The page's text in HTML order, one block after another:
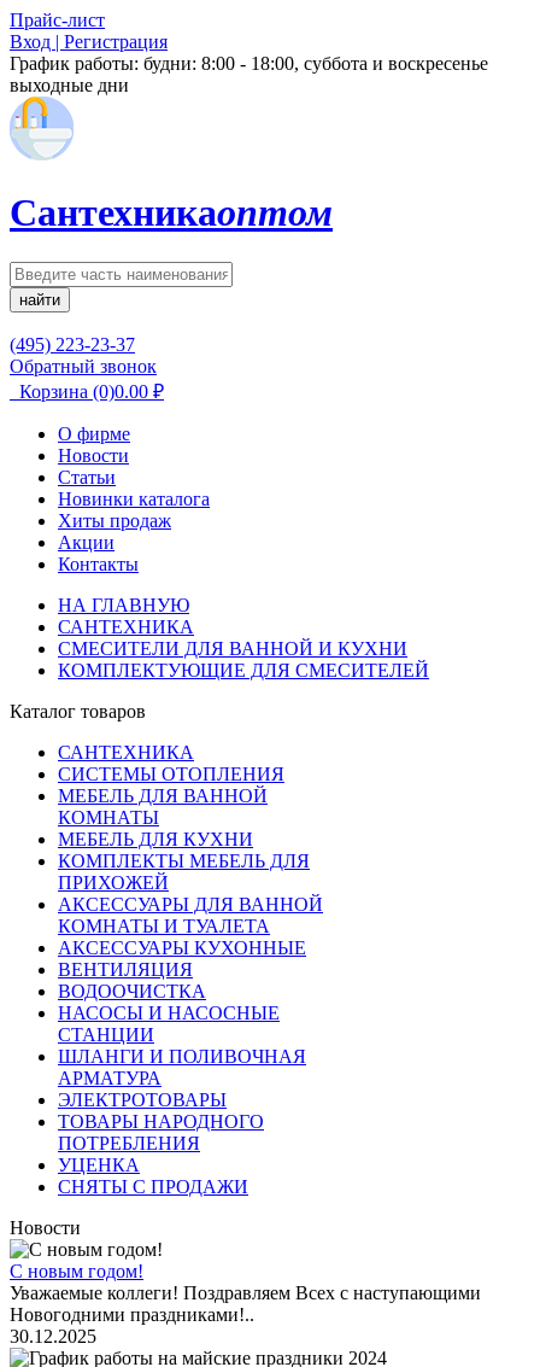
Прайс-лист
Вход | Регистрация
График работы: будни: 8:00 - 18:00, суббота и воскресенье
выходные дни
Сантехникаоптом
найти
(495) 223-23-37
Обратный звонок
Корзина (0)0.00 ₽
О фирме
Новости
Статьи
Новинки каталога
Хиты продаж
Акции
Контакты
НА ГЛАВНУЮ
САНТЕХНИКА
СМЕСИТЕЛИ ДЛЯ ВАННОЙ И КУХНИ
КОМПЛЕКТУЮЩИЕ ДЛЯ СМЕСИТЕЛЕЙ
Каталог товаров
САНТЕХНИКА
СИСТЕМЫ ОТОПЛЕНИЯ
МЕБЕЛЬ ДЛЯ ВАННОЙ
КОМНАТЫ
МЕБЕЛЬ ДЛЯ КУХНИ
КОМПЛЕКТЫ МЕБЕЛЬ ДЛЯ
ПРИХОЖЕЙ
АКСЕССУАРЫ ДЛЯ ВАННОЙ
КОМНАТЫ И ТУАЛЕТА
АКСЕССУАРЫ КУХОННЫЕ
ВЕНТИЛЯЦИЯ
ВОДООЧИСТКА
НАСОСЫ И НАСОСНЫЕ
СТАНЦИИ
ШЛАНГИ И ПОЛИВОЧНАЯ
АРМАТУРА
ЭЛЕКТРОТОВАРЫ
ТОВАРЫ НАРОДНОГО
ПОТРЕБЛЕНИЯ
УЦЕНКА
СНЯТЫ С ПРОДАЖИ
Новости
С новым годом!
Уважаемые коллеги! Поздравляем Всех с наступающими
Новогодними праздниками!..
30.12.2025